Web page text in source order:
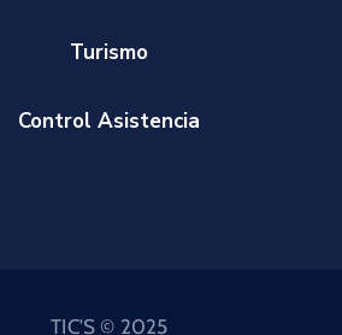
Turismo
Control Asistencia
TIC'S © 2025